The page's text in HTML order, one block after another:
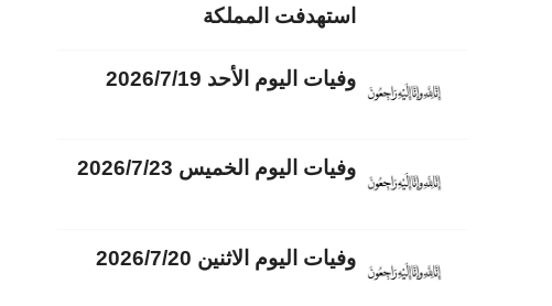
استهدفت المملكة
وفيات اليوم الأحد 2026/7/19
وفيات اليوم الخميس 2026/7/23
وفيات اليوم الاثنين 2026/7/20